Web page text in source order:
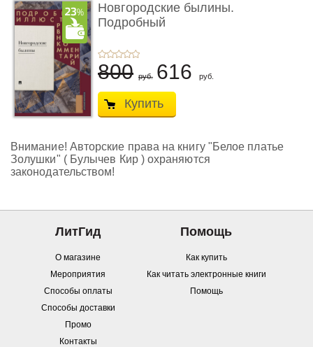
Новгородские былины.
Подробный
800 руб. 616 руб.
Купить
Внимание! Авторские права на книгу "Белое платье
Золушки" ( Булычев Кир ) охраняются
законодательством!
ЛитГид
О магазине
Мероприятия
Способы оплаты
Способы доставки
Промо
Контакты
Помощь
Как купить
Как читать электронные книги
Помощь